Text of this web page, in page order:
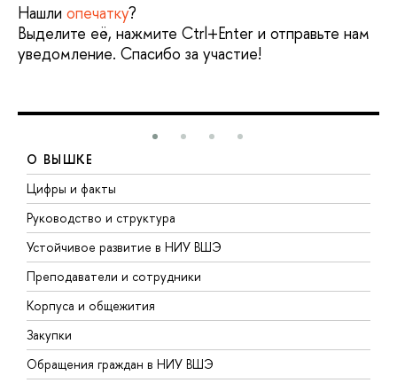
Нашли опечатку?
Выделите её, нажмите Ctrl+Enter и отправьте нам
уведомление. Спасибо за участие!
О ВЫШКЕ
Цифры и факты
Руководство и структура
Устойчивое развитие в НИУ ВШЭ
Преподаватели и сотрудники
Корпуса и общежития
Закупки
Обращения граждан в НИУ ВШЭ